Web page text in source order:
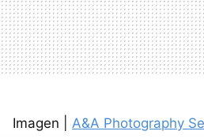
Imagen | A&A Photography